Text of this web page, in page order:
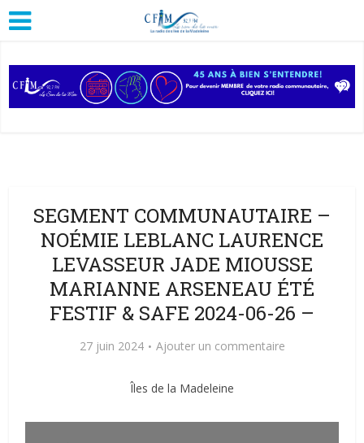
SEGMENT COMMUNAUTAIRE –
NOÉMIE LEBLANC LAURENCE
LEVASSEUR JADE MIOUSSE
MARIANNE ARSENEAU ÉTÉ
FESTIF & SAFE 2024-06-26 –
27 juin 2024 Ajouter un commentaire
Îles de la Madeleine